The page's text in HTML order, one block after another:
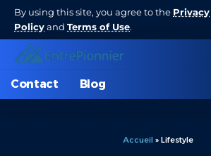
By using this site, you agree to the Privacy
Policy and Terms of Use.
Contact Blog
Accueil » Lifestyle